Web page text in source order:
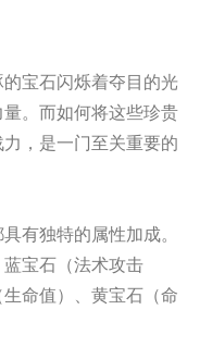
宝石闪烁着夺目的光
。而如何将这些珍贵
，是一门至关重要的
有独特的属性加成。
宝石（法术攻击
命值）、黄宝石（命